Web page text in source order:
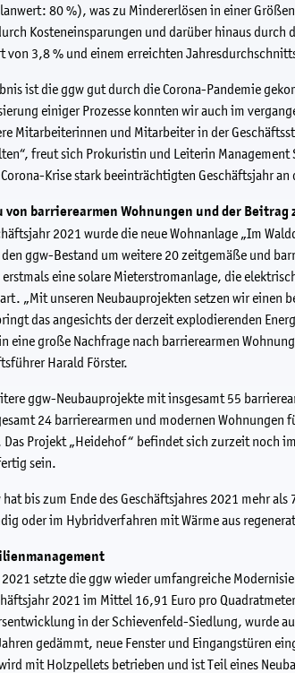
80 %), was zu Mindererlösen in einer
Kosteneinsparungen und darüber hinaus
von 3,8 % und einem erreichten
ist die ggw gut durch die Corona-Pandemie
einiger Prozesse konnten wir auch im
Mitarbeiterinnen und Mitarbeiter in der
freut sich Prokuristin und Leiterin
Krise stark beeinträchtigten Geschäftsjahr
von barrierearmen Wohnungen und der Beitrag
2021 wurde die neue Wohnanlage „Im
ggw-Bestand um weitere 20 zeitgemäße und
eine solare Mieterstromanlage, die
„Mit unseren Neubauprojekten setzen wir einen
das angesichts der derzeit explodierenden
eine große Nachfrage nach barrierearmen
Harald Förster.
ggw-Neubauprojekte mit insgesamt 55
24 barrierearmen und modernen
Das Projekt „Heidehof“ befindet sich zurzeit noch
sein.
hat bis zum Ende des Geschäftsjahres 2021 mehr
oder im Hybridverfahren mit Wärme aus
setzte die ggw wieder umfangreiche
2021 im Mittel 16,91 Euro pro
in der Schievenfeld-Siedlung, wurde
gedämmt, neue Fenster und Eingangstüren
mit Holzpellets betrieben und ist Teil eines